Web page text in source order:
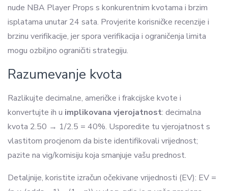
nude NBA Player Props s konkurentnim kvotama i brzim
isplatama unutar 24 sata. Provjerite korisničke recenzije i
brzinu verifikacije, jer spora verifikacija i ograničenja limita
mogu ozbiljno ograničiti strategiju.
Razumevanje kvota
Razlikujte decimalne, američke i frakcijske kvote i
konvertujte ih u implikovana vjerojatnost: decimalna
kvota 2.50 → 1/2.5 = 40%. Usporedite tu vjerojatnost s
vlastitom procjenom da biste identifikovali vrijednost;
pazite na vig/komisiju koja smanjuje vašu prednost.
Detaljnije, koristite izračun očekivane vrijednosti (EV): EV =